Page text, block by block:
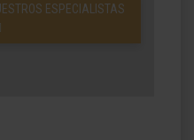
ESPECIALISTAS